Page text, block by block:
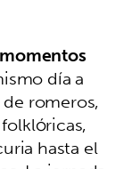
día a
romeros,
hasta el